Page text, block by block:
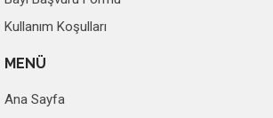
Kullanım Koşulları
MENÜ
Ana Sayfa